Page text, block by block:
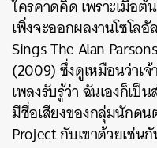
ใครคาดคิด เพราะเมื่อต้
เพิ่งจะออกผลงานโซโล
Sings The Alan
(2009) ซึ่งดูเหมือนว่าเ
เพลงรับรู้ว่า ฉันเองก็เป็
มีชื่อเสียงของกลุ่มนักดน
Project กับเขาด้วยเช่น